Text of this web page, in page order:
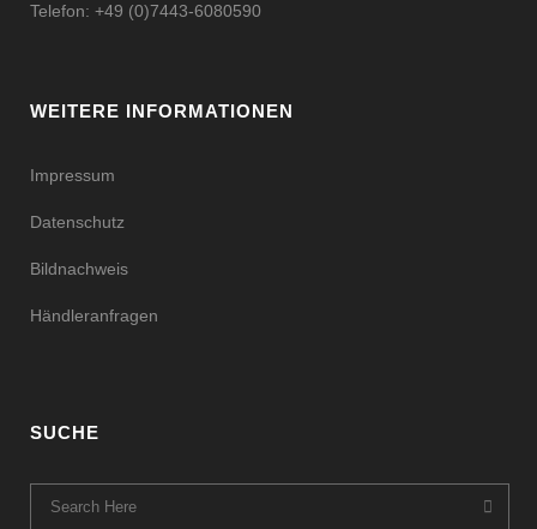
Telefon: +49 (0)7443-6080590
WEITERE INFORMATIONEN
Impressum
Datenschutz
Bildnachweis
Händleranfragen
SUCHE